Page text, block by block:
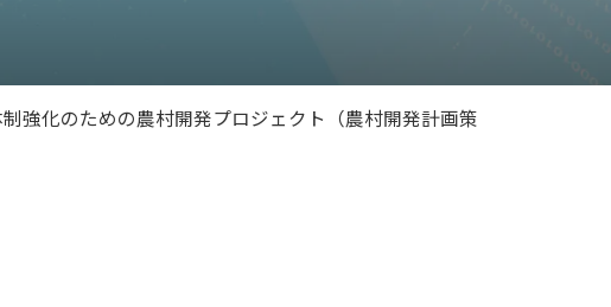
強化のための農村開発プロジェクト（農村開発計画策定）